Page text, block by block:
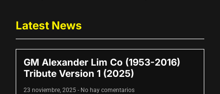
Latest News
GM Alexander Lim Co (1953-2016)
Tribute Version 1 (2025)
23 noviembre, 2025 No hay comentarios